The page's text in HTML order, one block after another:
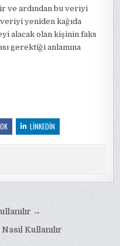
ve ardından bu veriyi
veriyi yeniden kağıda
alacak olan kişinin faks
gerektiği anlamına
LINKEDIN
→
Kullanılır